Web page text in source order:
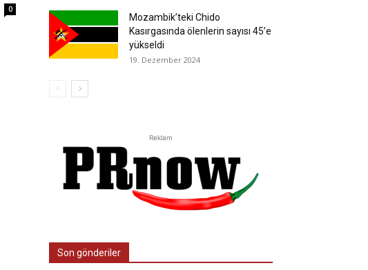
0
Mozambik’teki Chido
Kasırgasında ölenlerin sayısı 45’e
yükseldi
19. Dezember 2024
Reklam
Son gönderiler